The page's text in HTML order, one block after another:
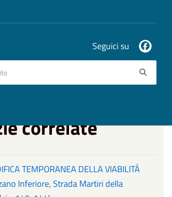
Seguici su
correlate
TEMPORANEA DELLA VIABILITÀ
Inferiore, Strada Martiri della